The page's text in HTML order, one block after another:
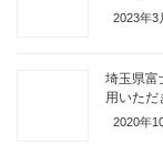
2023年3
埼玉県富
用いただ
2020年